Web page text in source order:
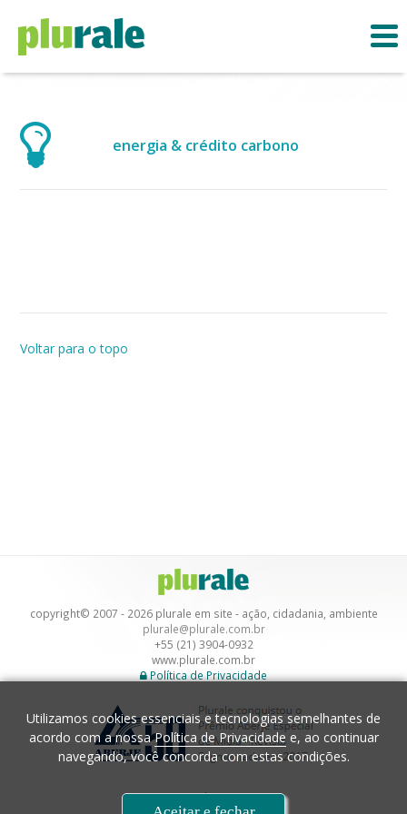
energia & crédito carbono
Voltar para o topo
copyright© 2007 - 2026 plurale em site - ação, cidadania, ambiente
plurale@plurale.com.br
+55 (21) 3904-0932
www.plurale.com.br
Política de Privacidade
Desenvolvimento
Utilizamos cookies essenciais e tecnologias semelhantes de
acordo com a nossaPolítica de Privacidadee, ao continuar
navegando, você concorda com estas condições.